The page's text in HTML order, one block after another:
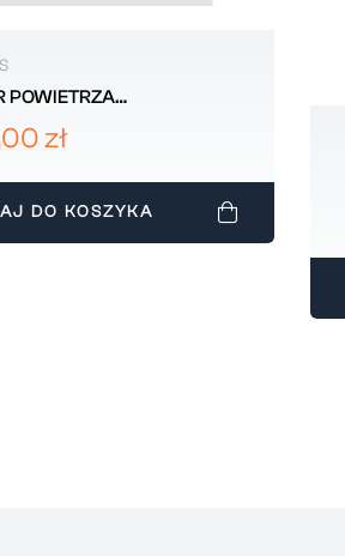
POWIETRZA
AT1705 A444
zł
DO KOSZYKA